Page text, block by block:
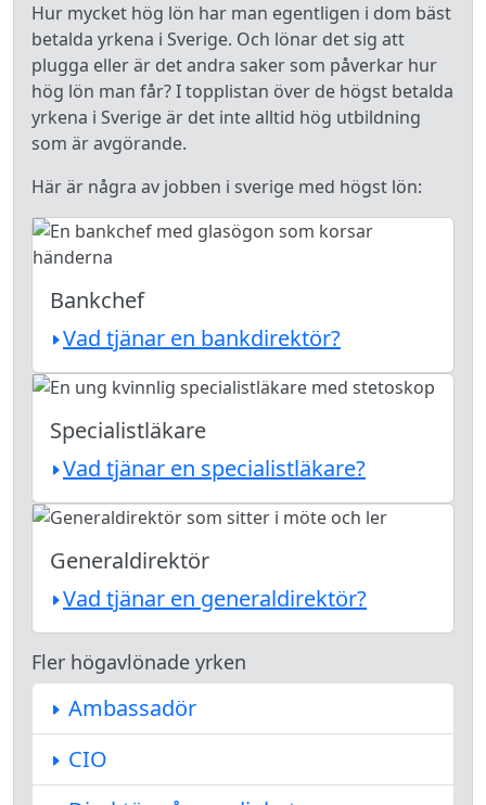
Hur mycket hög lön har man egentligen i dom bäst
betalda yrkena i Sverige. Och lönar det sig att
plugga eller är det andra saker som påverkar hur
hög lön man får? I topplistan över de högst betalda
yrkena i Sverige är det inte alltid hög utbildning
som är avgörande.
Här är några av jobben i sverige med högst lön:
Bankchef
Vad tjänar en bankdirektör?
Specialistläkare
Vad tjänar en specialistläkare?
Generaldirektör
Vad tjänar en generaldirektör?
Fler högavlönade yrken
Ambassadör
CIO